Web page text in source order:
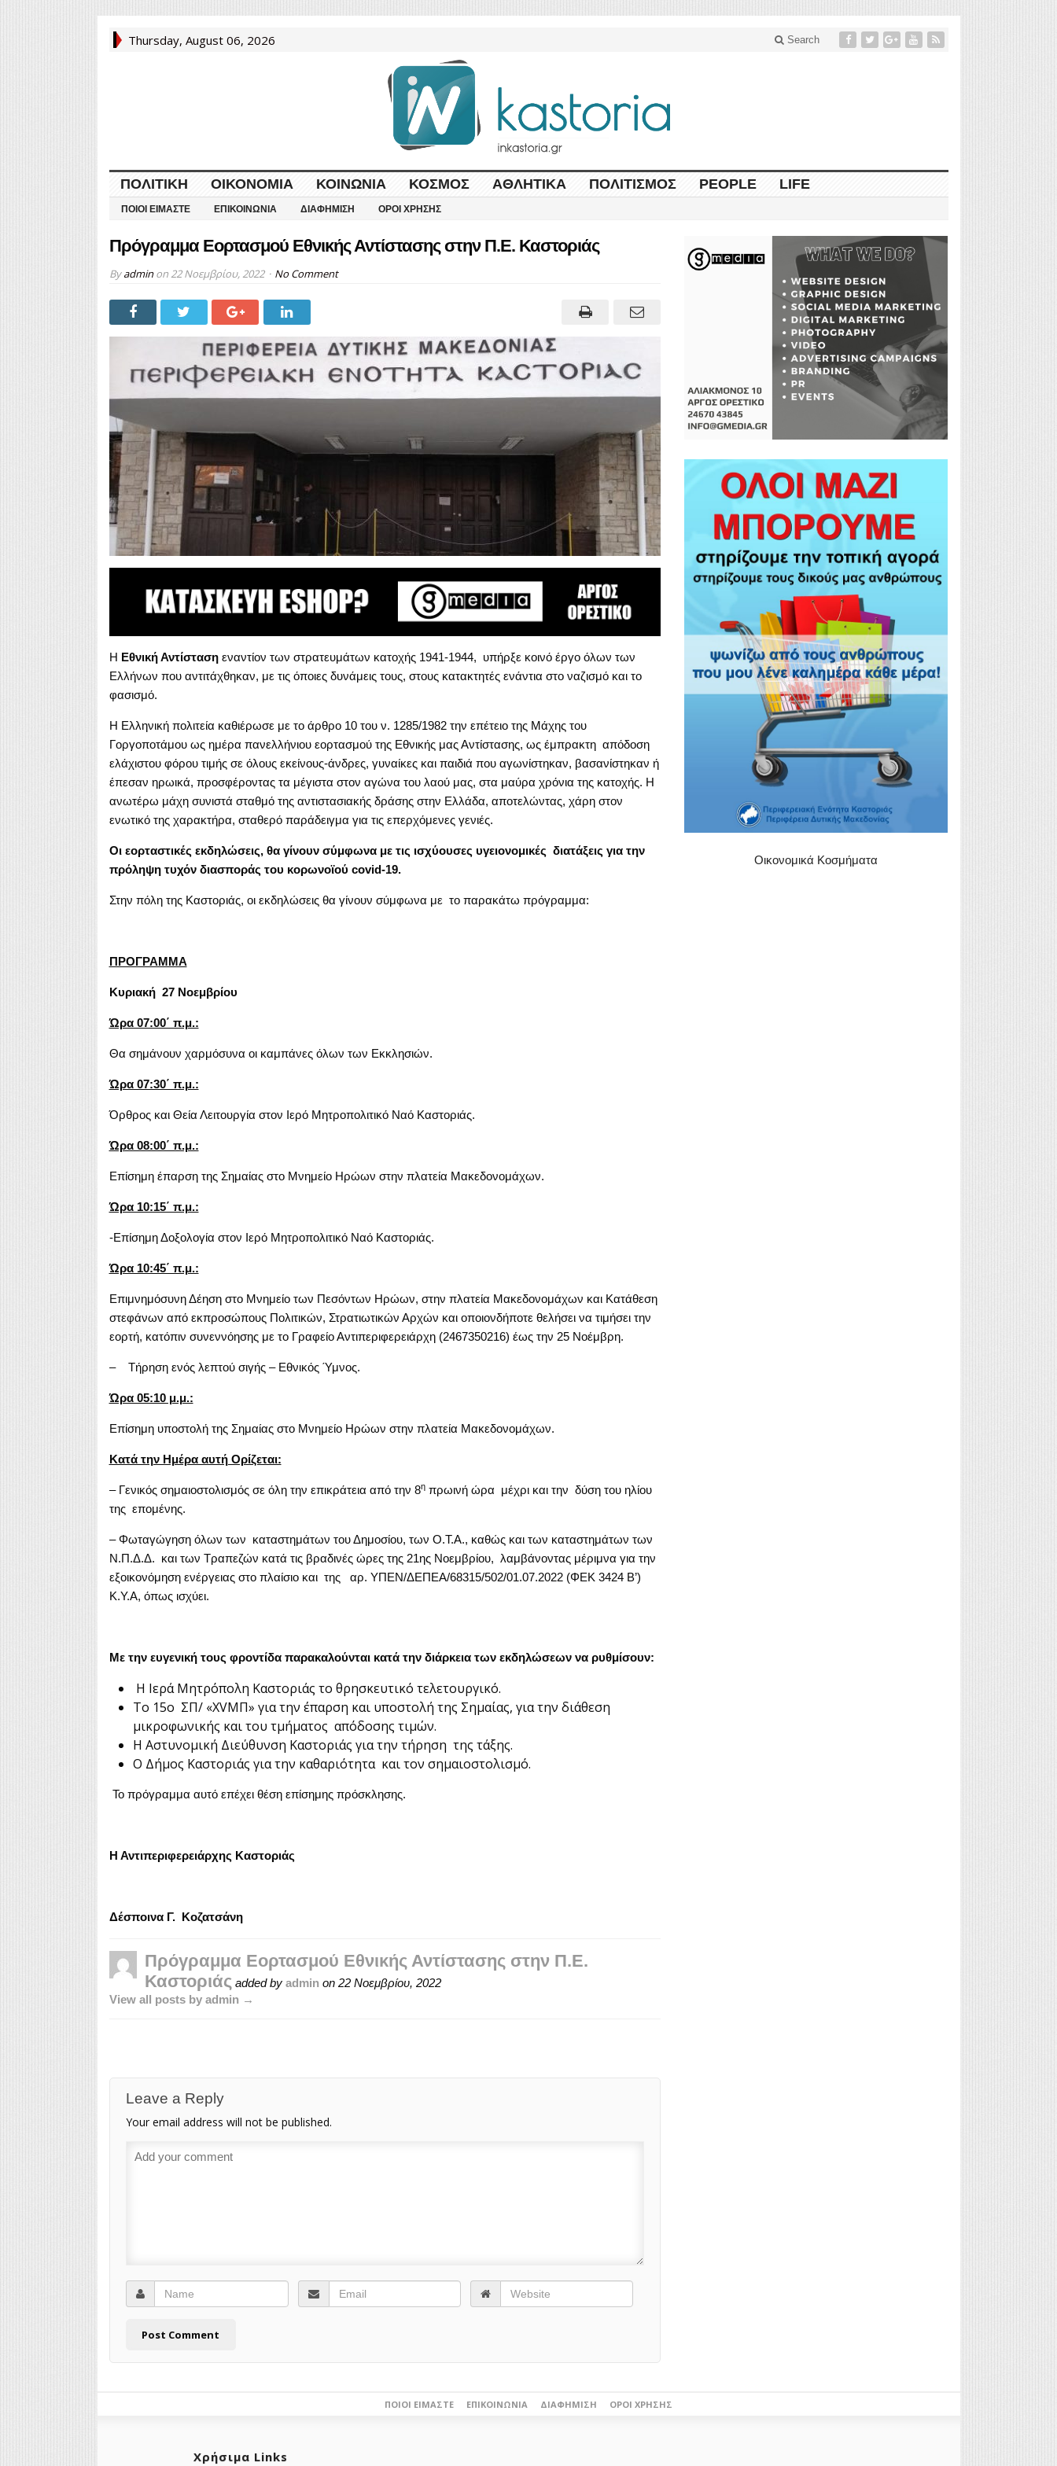
Thursday, August 06, 2026 Search
ΠΟΛΙΤΙΚΉ ΟΙΚΟΝΟΜΊΑ ΚΟΙΝΩΝΊΑ ΚΌΣΜΟΣ ΑΘΛΗΤΙΚΆ ΠΟΛΙΤΙΣΜΌΣ PEOPLE LIFE
ΠΟΙΟΙ ΕΊΜΑΣΤΕ ΕΠΙΚΟΙΝΩΝΊΑ ΔΙΑΦΉΜΙΣΗ ΌΡΟΙ ΧΡΉΣΗΣ
Πρόγραμμα Εορτασμού Εθνικής Αντίστασης στην Π.Ε. Καστοριάς
Byadminon 22 Νοεμβρίου, 2022 No Comment
Η Εθνική Αντίστασηεναντίον των στρατευμάτων κατοχής 1941-1944, υπήρξε κοινό έργο όλων των
Ελλήνων που αντιτάχθηκαν, με τις όποιες δυνάμεις τους, στους κατακτητές ενάντια στο ναζισμό και το
φασισμό.
Η Ελληνική πολιτεία καθιέρωσε με το άρθρο 10 του ν. 1285/1982 την επέτειο της Μάχης του
Γοργοποτάμου ως ημέρα πανελλήνιου εορτασμού της Εθνικής μας Αντίστασης, ως έμπρακτη απόδοση
ελάχιστου φόρου τιμής σε όλους εκείνους-άνδρες, γυναίκες και παιδιά που αγωνίστηκαν, βασανίστηκαν ή
έπεσαν ηρωικά, προσφέροντας τα μέγιστα στον αγώνα του λαού μας, στα μαύρα χρόνια της κατοχής. Η
ανωτέρω μάχη συνιστά σταθμό της αντιστασιακής δράσης στην Ελλάδα, αποτελώντας, χάρη στον
ενωτικό της χαρακτήρα, σταθερό παράδειγμα για τις επερχόμενες γενιές.
Οι εορταστικές εκδηλώσεις, θα γίνουν σύμφωνα με τις ισχύουσες υγειονομικές διατάξεις για την
πρόληψη τυχόν διασποράς του κορωνοϊού covid-19.
Στην πόλη της Καστοριάς, οι εκδηλώσεις θα γίνουν σύμφωνα με το παρακάτω πρόγραμμα:
ΠΡΟΓΡΑΜΜΑ
Κυριακή 27 Νοεμβρίου
Ώρα 07:00΄ π.μ.:
Θα σημάνουν χαρμόσυνα οι καμπάνες όλων των Εκκλησιών.
Ώρα 07:30΄ π.μ.:
Όρθρος και Θεία Λειτουργία στον Ιερό Μητροπολιτικό Ναό Καστοριάς.
Ώρα 08:00΄ π.μ.:
Επίσημη έπαρση της Σημαίας στο Μνημείο Ηρώων στην πλατεία Μακεδονομάχων.
Ώρα 10:15΄ π.μ.:
-Επίσημη Δοξολογία στον Ιερό Μητροπολιτικό Ναό Καστοριάς.
Ώρα 10:45΄ π.μ.:
Επιμνημόσυνη Δέηση στο Μνημείο των Πεσόντων Ηρώων, στην πλατεία Μακεδονομάχων και Κατάθεση
στεφάνων από εκπροσώπους Πολιτικών, Στρατιωτικών Αρχών και οποιονδήποτε θελήσει να τιμήσει την
εορτή, κατόπιν συνεννόησης με το Γραφείο Αντιπεριφερειάρχη (2467350216) έως την 25 Νοέμβρη.
– Τήρηση ενός λεπτού σιγής – Εθνικός Ύμνος.
Ώρα 05:10 μ.μ.:
Επίσημη υποστολή της Σημαίας στο Μνημείο Ηρώων στην πλατεία Μακεδονομάχων.
Κατά την Ημέρα αυτή Ορίζεται:
– Γενικός σημαιοστολισμός σε όλη την επικράτεια από την 8ηπρωινή ώρα μέχρι και την δύση του ηλίου
της επομένης.
– Φωταγώγηση όλων των καταστημάτων του Δημοσίου, των Ο.Τ.Α., καθώς και των καταστημάτων των
Ν.Π.Δ.Δ. και των Τραπεζών κατά τις βραδινές ώρες της 21ης Νοεμβρίου, λαμβάνοντας μέριμνα για την
εξοικονόμηση ενέργειας στο πλαίσιο και της αρ. ΥΠΕΝ/ΔΕΠΕΑ/68315/502/01.07.2022 (ΦΕΚ 3424 Β’)
Κ.Υ.Α, όπως ισχύει.
Με την ευγενική τους φροντίδα παρακαλούνται κατά την διάρκεια των εκδηλώσεων να ρυθμίσουν:
Η Ιερά Μητρόπολη Καστοριάς το θρησκευτικό τελετουργικό.
Το 15ο ΣΠ/ «XVΜΠ» για την έπαρση και υποστολή της Σημαίας, για την διάθεση
μικροφωνικής και του τμήματος απόδοσης τιμών.
Η Αστυνομική Διεύθυνση Καστοριάς για την τήρηση της τάξης.
Ο Δήμος Καστοριάς για την καθαριότητα και τον σημαιοστολισμό.
Το πρόγραμμα αυτό επέχει θέση επίσημης πρόσκλησης.
Η Αντιπεριφερειάρχης Καστοριάς
Δέσποινα Γ. Κοζατσάνη
Πρόγραμμα Εορτασμού Εθνικής Αντίστασης στην Π.Ε.
Καστοριάς added by adminon 22 Νοεμβρίου, 2022
View all posts by admin →
Leave a Reply
Your email address will not be published.
Οικονομικά Κοσμήματα
ΠΟΙΟΙ ΕΊΜΑΣΤΕ ΕΠΙΚΟΙΝΩΝΊΑ ΔΙΑΦΉΜΙΣΗ ΌΡΟΙ ΧΡΉΣΗΣ
Χρήσιμα Links